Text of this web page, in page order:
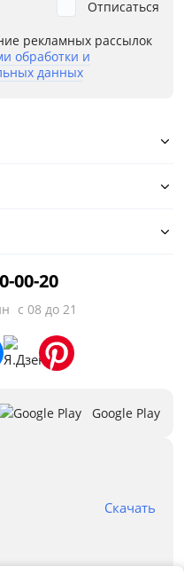
до
рекламных рассылок
обработки и
данных
Отписаться
00-20
с 08 до 21
Google Play
Скачать